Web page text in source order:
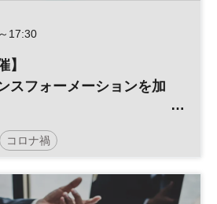
17:30
】
スフォーメーションを加
強くあるために～
コロナ禍
ーメーション デジタル DX